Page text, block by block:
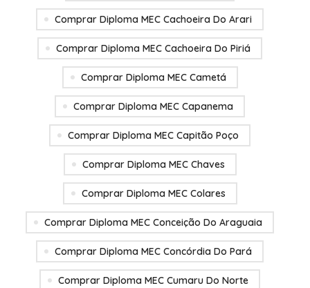
Comprar Diploma MEC Cachoeira Do Arari
Comprar Diploma MEC Cachoeira Do Piriá
Comprar Diploma MEC Cametá
Comprar Diploma MEC Capanema
Comprar Diploma MEC Capitão Poço
Comprar Diploma MEC Chaves
Comprar Diploma MEC Colares
Comprar Diploma MEC Conceição Do Araguaia
Comprar Diploma MEC Concórdia Do Pará
Comprar Diploma MEC Cumaru Do Norte